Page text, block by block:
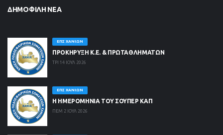
ΔΗΜΟΦΙΛΉ ΝΈΑ
ΕΠΣ ΧΑΝΊΩΝ
ΠΡΟΚΗΡΥΞΗ Κ.Ε. & ΠΡΩΤΑΘΛΗΜΑΤΩΝ
ΤΡΙ 14 ΙΟΥΛ 2026
ΕΠΣ ΧΑΝΊΩΝ
Η ΗΜΕΡΟΜΗΝΙΑ ΤΟΥ ΣΟΥΠΕΡ ΚΑΠ
ΠΕΜ 2 ΙΟΥΛ 2026